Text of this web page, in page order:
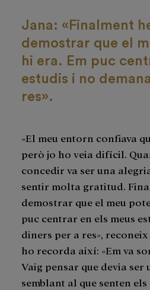
Jana: «Finalment
demostrar que el
hi era. Em puc
estudis i no
res».
«El meu entorn confiava
però jo ho veia difícil.
concedir va ser una
sentir molta gratitud.
demostrar que el meu
puc centrar en els meus
diners per a res»,
ho recorda així: «Em va
Vaig pensar que devia ser
semblant al que senten